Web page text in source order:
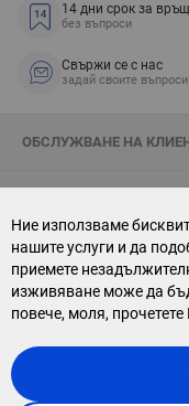
Ние използваме
нашите услуги и да
приемете
изживяване може да
повече, моля, прочетете
14 дни срок за
без въпроси
Свържи се с нас
задай своите въпроси
ОБСЛУЖВАНЕ НА
СВЪРЖИ СЕ С НАС
АБОНАМЕНТ ЗА